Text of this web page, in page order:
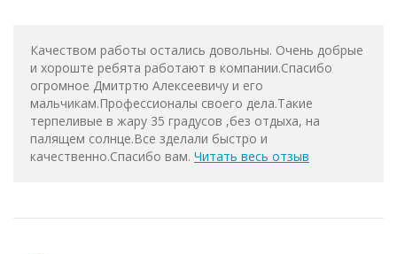
Качеством работы остались довольны. Очень добрые
и хороште ребята работают в компании.Спасибо
огромное Дмитртю Алексеевичу и его
мальчикам.Профессионалы своего дела.Такие
терпеливые в жару 35 градусов ,без отдыха, на
палящем солнце.Все зделали быстро и
качественно.Спасибо вам. Читать весь отзыв